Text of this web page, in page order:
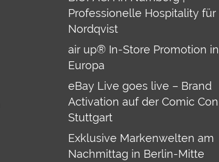
Professionelle Hospitality für
Nordqvist
air up® In-Store Promotion in
Europa
eBay Live goes live – Brand
Activation auf der Comic Con
Stuttgart
Exklusive Markenwelten am
Nachmittag in Berlin-Mitte